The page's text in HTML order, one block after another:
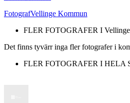
FotografVellinge Kommun
FLER FOTOGRAFER I
Det finns tyvärr inga fler fotografer i
FLER FOTOGRAFER I HELA